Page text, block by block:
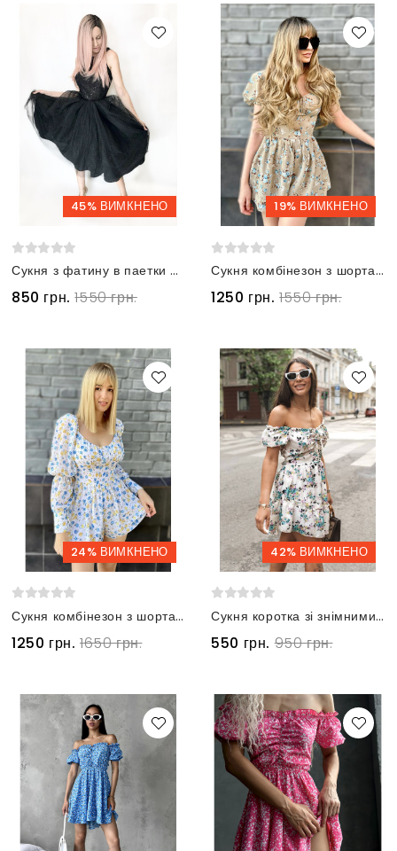
45% ВИМКНЕНО
Сукня з фатину в паетки чорна
850 грн. 1550 грн.
19% ВИМКНЕНО
Сукня комбінезон з шортами
1250 грн. 1550 грн.
24% ВИМКНЕНО
Сукня комбінезон з шортами в жовто-блакитну квіточку
1250 грн. 1650 грн.
42% ВИМКНЕНО
Сукня коротка зі знімними рукавами біла в зелену квіточку
550 грн. 950 грн.